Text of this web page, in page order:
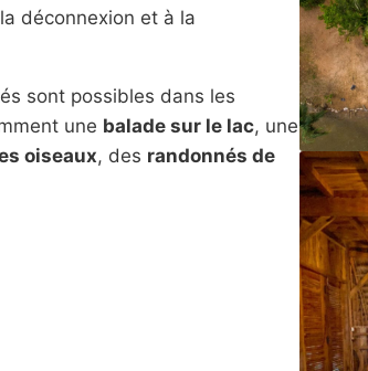
déconnexion et à la
sont possibles dans les
une balade sur le lac, une
oiseaux, des randonnés de